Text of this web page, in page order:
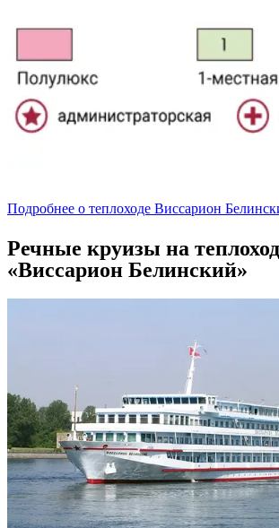
Подробнее о теплоходе Виссарион
Речные круизы на
«Виссарион Белинский»